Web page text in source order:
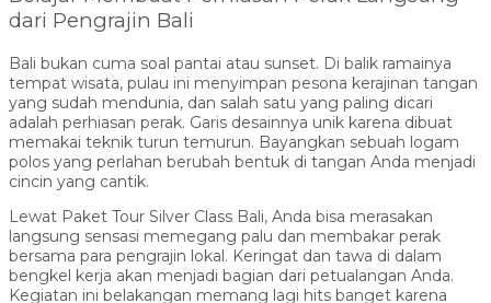
dari Pengrajin Bali
Bali bukan cuma soal pantai atau sunset. Di balik ramainya
tempat wisata, pulau ini menyimpan pesona kerajinan tangan
yang sudah mendunia, dan salah satu yang paling dicari
adalah perhiasan perak. Garis desainnya unik karena dibuat
memakai teknik turun temurun. Bayangkan sebuah logam
polos yang perlahan berubah bentuk di tangan Anda menjadi
cincin yang cantik.
Lewat Paket Tour Silver Class Bali, Anda bisa merasakan
langsung sensasi memegang palu dan membakar perak
bersama para pengrajin lokal. Keringat dan tawa di dalam
bengkel kerja akan menjadi bagian dari petualangan Anda.
Kegiatan ini belakangan memang lagi hits banget karena